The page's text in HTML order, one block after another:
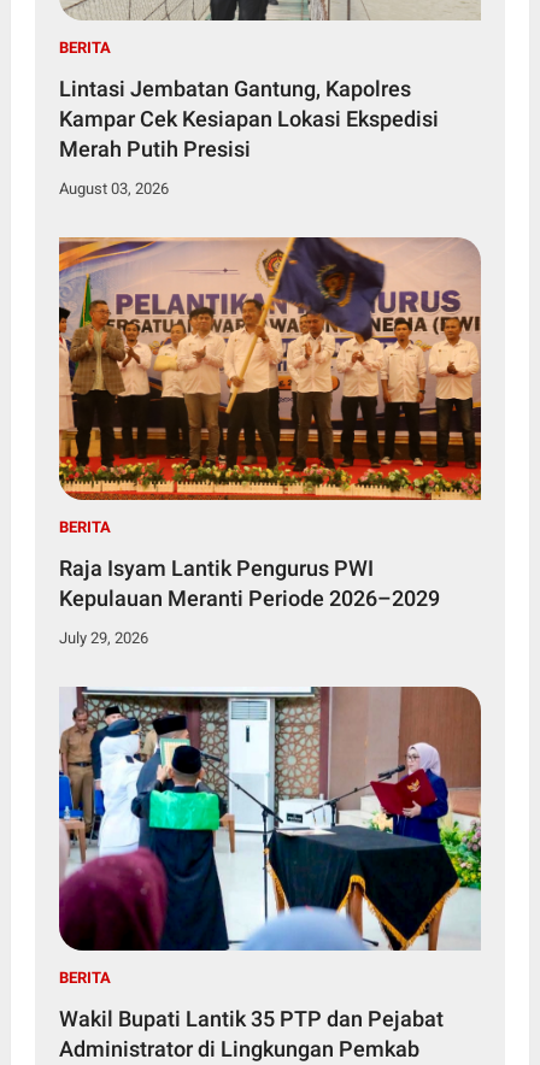
BERITA
Lintasi Jembatan Gantung, Kapolres
Kampar Cek Kesiapan Lokasi Ekspedisi
Merah Putih Presisi
August 03, 2026
BERITA
Raja Isyam Lantik Pengurus PWI
Kepulauan Meranti Periode 2026–2029
July 29, 2026
BERITA
Wakil Bupati Lantik 35 PTP dan Pejabat
Administrator di Lingkungan Pemkab